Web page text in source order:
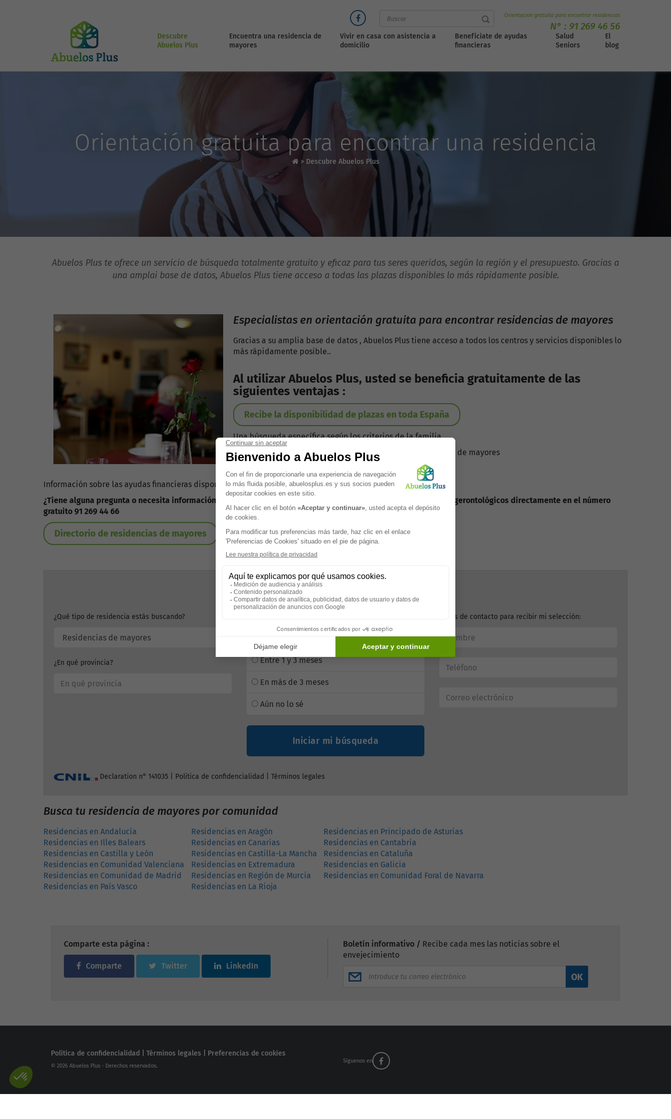
Orientacion gratuita para encontrar residencias
N° : 91 269 46 56
Descubre
Abuelos Plus
Encuentra una residencia de
mayores
Vivir en casa con asistencia a
domicilio
Benefíciate de ayudas
financieras
Salud
Seniors
El
blog
Orientación gratuita para encontrar una residencia
> Descubre Abuelos Plus
Abuelos Plus te ofrece un servicio de búsqueda totalmente gratuito y eficaz para tus seres queridos, según la región y el presupuesto. Gracias a
una amplai base de datos, Abuelos Plus tiene acceso a todas las plazas disponibles lo más rápidamente posible.
Especialistas en orientación gratuita para encontrar residencias de mayores
Gracias a su amplia base de datos , Abuelos Plus tiene acceso a todos los centros y servicios disponibles lo
más rápidamente posible..
Al utilizar Abuelos Plus, usted se beneficia gratuitamente de las
siguientes ventajas :
Recibe la disponibilidad de plazas en toda España
Una búsqueda específica según los criterios de la familia
Seguimiento personalizado hasta la entrada de la residencia de mayores
Asistencia en la preparación del expediente de admisión
Información sobre las ayudas financieras disponibles
¿Tiene alguna pregunta o necesita información? No dude en ponerse en contacto con uno de nuestros asesores gerontológicos directamente en el número
gratuito 91 269 44 66
Directorio de residencias de mayores
¿Necesita una residencia de mayores?
¿Qué tipo de residencia estás buscando?
¿En qué provincia? Entre 1 y 3 meses
En más de 3 meses
Aún no lo sé
Iniciar mi búsqueda
Datos de contacto para recibir mi selección:
Declaration n° 141035 | Politica de confidencialidad Términos legales
Busca tu residencia de mayores por comunidad
Residencias en Andalucía Residencias en Aragón
Residencias en Principado de Asturias
Residencias en Illes Balears
Residencias en Canarias
Residencias en Cantabria
Residencias en Castilla y León
Residencias en Castilla-La Mancha
Residencias en Cataluña
Residencias en Comunidad Valenciana
Residencias en Extremadura
Residencias en Galicia
Residencias en Comunidad de Madrid
Residencias en Región de Murcia
Residencias en Comunidad Foral de Navarra
Residencias en País Vasco
Residencias en La Rioja
Comparte esta página :
Comparte Twitter LinkedIn
Boletín informativo / Recibe cada mes las noticias sobre el
envejecimiento
OK
Síguenos en
Politica de confidencialidad Términos legales Preferencias de cookies
© 2026 Abuelos Plus - Derechos reservados.